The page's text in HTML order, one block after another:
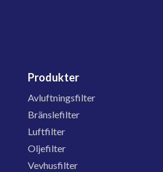
Produkter
Avluftningsfilter
Bränslefilter
Luftfilter
Oljefilter
Vevhusfilter